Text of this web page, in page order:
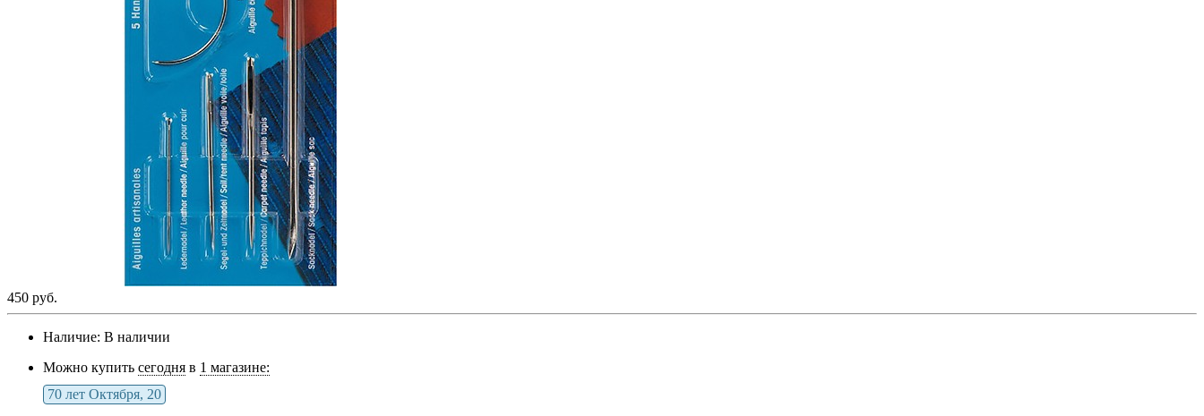
450 руб.
Наличие: В наличии
Можно купить сегодня в 1 магазине:
70 лет Октября, 20